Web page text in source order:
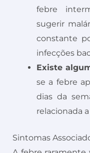
febre
sugerir
constante
infecções
Existe
se a febre
dias da
relacionada
Sintomas